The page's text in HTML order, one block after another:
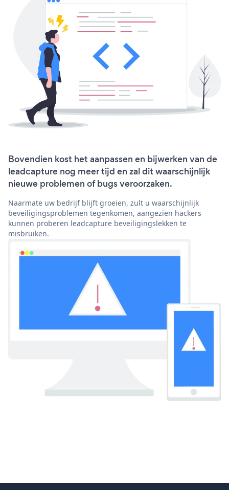
Bovendien kost het aanpassen en bijwerken van de
leadcapture nog meer tijd en zal dit waarschijnlijk
nieuwe problemen of bugs veroorzaken.
Naarmate uw bedrijf blijft groeien, zult u waarschijnlijk
beveiligingsproblemen tegenkomen, aangezien hackers
kunnen proberen leadcapture beveiligingslekken te
misbruiken.